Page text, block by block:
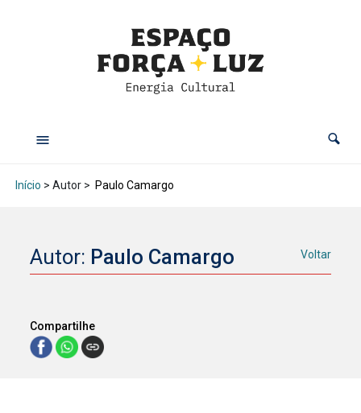
Início > Autor > Paulo Camargo
Autor: Paulo Camargo Voltar
Compartilhe